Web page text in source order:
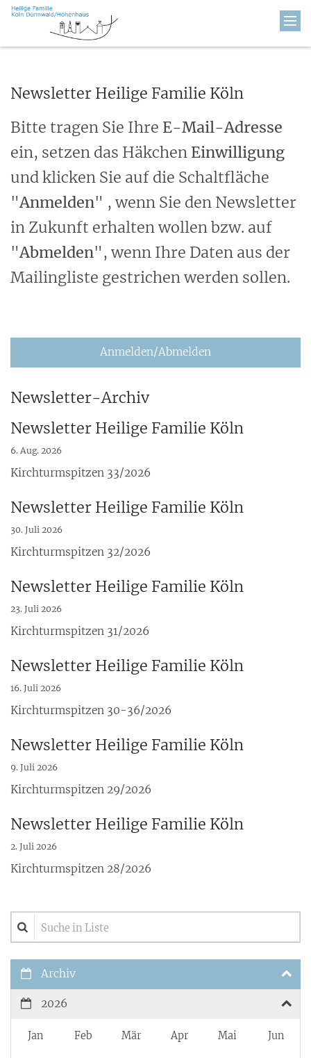
Zum Inhalt springen
Newsletter Heilige Familie Köln
Bitte tragen Sie Ihre E-Mail-Adresse
ein, setzen das Häkchen Einwilligung
und klicken Sie auf die Schaltfläche
"Anmelden" , wenn Sie den Newsletter
in Zukunft erhalten wollen bzw. auf
"Abmelden", wenn Ihre Daten aus der
Mailingliste gestrichen werden sollen.
Anmelden/Abmelden
Newsletter-Archiv
Newsletter Heilige Familie Köln
6. Aug. 2026
Kirchturmspitzen 33/2026
Newsletter Heilige Familie Köln
30. Juli 2026
Kirchturmspitzen 32/2026
Newsletter Heilige Familie Köln
23. Juli 2026
Kirchturmspitzen 31/2026
Newsletter Heilige Familie Köln
16. Juli 2026
Kirchturmspitzen 30-36/2026
Newsletter Heilige Familie Köln
9. Juli 2026
Kirchturmspitzen 29/2026
Newsletter Heilige Familie Köln
2. Juli 2026
Kirchturmspitzen 28/2026
Suche in Liste
Archiv
2026
Jan Feb Mär Apr Mai Jun